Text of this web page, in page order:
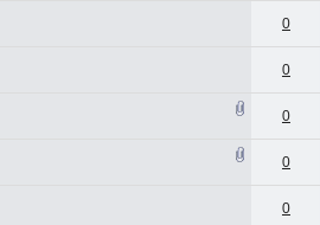
0
0
0
0
0